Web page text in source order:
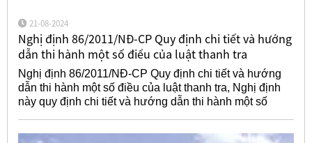
21-08-2024
Nghị định 86/2011/NĐ-CP Quy định chi tiết và hướng
dẫn thi hành một số điều của luật thanh tra
Nghị định 86/2011/NĐ-CP Quy định chi tiết và hướng
dẫn thi hành một số điều của luật thanh tra, Nghị định
này quy định chi tiết và hướng dẫn thi hành một số